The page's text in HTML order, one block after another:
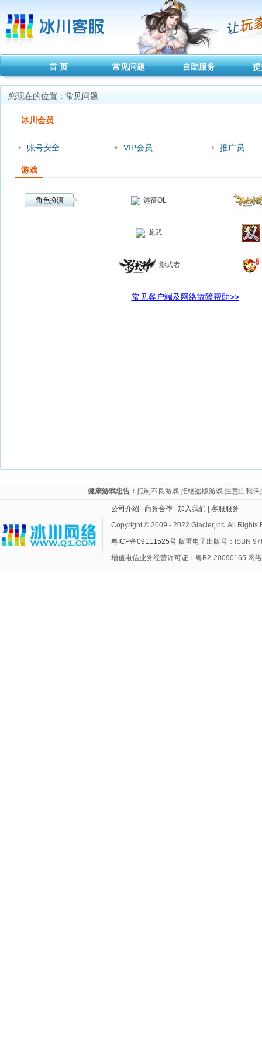
首 页 常见问题 自助服务
您现在的位置：常见问题
冰川会员
账号安全 VIP会员 推广员
游戏
角色扮演 远征OL
龙武
影武者
常见客户端及网络故障帮助>>
健康游戏忠告： 抵制不良游戏 拒绝盗版游戏 注意自我
公司介绍 商务合作 加入我们
客服服务
Copyright © 2009 - 2022 Glacier,Inc. All Rights
粤ICP备09111525号 版署电子出版号：ISBN
增值电信业务经营许可证：粤B2-20090165 网